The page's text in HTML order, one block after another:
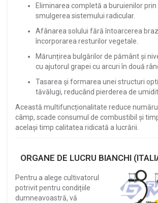
Eliminarea completă a buruienilor prin
smulgerea sistemului radicular.
Afânarea solului fără întoarcerea
încorporarea resturilor vegetale.
Mărunțirea bulgărilor de pământ și
cu ajutorul grapei cu arcuri în două
Tasarea și formarea unei structuri
tăvălugi, reducând pierderea de
Această multifuncționalitate reduce
câmp, scade consumul de combustibil și
același timp calitatea ridicată a lucrării.
ORGANE DE LUCRU BIANCHI
Pentru a alege cultivatorul
potrivit pentru condițiile
dumneavoastră, vă